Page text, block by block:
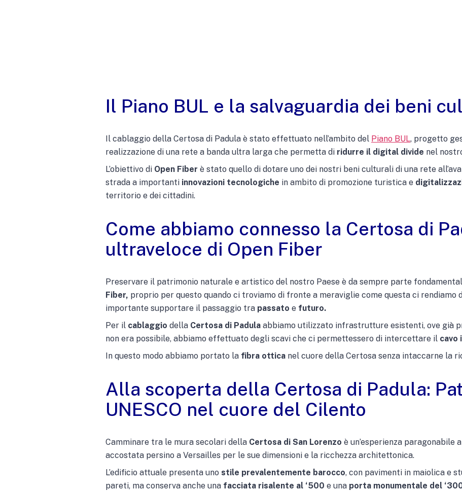
Il Piano BUL e la salvaguardia dei beni
Il cablaggio della Certosa di Padula è stato effettuato nell’ambito del Piano BUL, progetto
realizzazione di una rete a banda ultra larga che permetta di ridurre il digital divide nel
L’obiettivo di Open Fiber è stato quello di dotare uno dei nostri beni culturali di una rete
strada a importanti innovazioni tecnologiche in ambito di promozione turistica e
territorio e dei cittadini.
Come abbiamo connesso la Certosa di
ultraveloce di Open Fiber
Preservare il patrimonio naturale e artistico del nostro Paese è da sempre parte
Fiber, proprio per questo quando ci troviamo di fronte a meraviglie come questa ci rendiamo
importante supportare il passaggio tra passato e futuro.
Per il cablaggio della Certosa di Padula abbiamo utilizzato infrastrutture esistenti, ove già
non era possibile, abbiamo effettuato degli scavi che ci permettessero di intercettare il cavo
In questo modo abbiamo portato la fibra ottica nel cuore della Certosa senza intaccarne la
Alla scoperta della Certosa di Padula:
UNESCO nel cuore del Cilento
Camminare tra le mura secolari della Certosa di San Lorenzo è un’esperienza paragonabile
accostata persino a Versailles per le sue dimensioni e la ricchezza architettonica.
L’edificio attuale presenta uno stile prevalentemente barocco, con pavimenti in maiolica e
pareti, ma conserva anche una facciata risalente al ‘500 e una porta monumentale del